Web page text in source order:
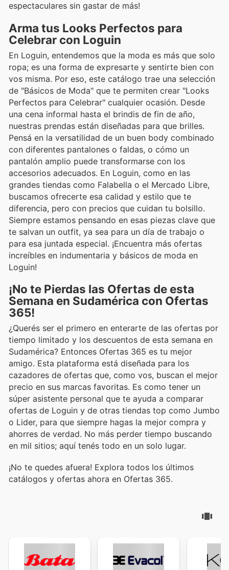
espectaculares sin gastar de más!
Arma tus Looks Perfectos para
Celebrar con Loguin
En Loguin, entendemos que la moda es más que solo
ropa; es una forma de expresarte y sentirte bien con
vos misma. Por eso, este catálogo trae una selección
de "Básicos de Moda" que te permiten crear "Looks
Perfectos para Celebrar" cualquier ocasión. Desde
una cena informal hasta el brindis de fin de año,
nuestras prendas están diseñadas para que brilles.
Pensá en la versatilidad de un buen body combinado
con diferentes pantalones o faldas, o cómo un
pantalón amplio puede transformarse con los
accesorios adecuados. En Loguin, como en las
grandes tiendas como Falabella o el Mercado Libre,
buscamos ofrecerte esa calidad y estilo que te
diferencia, pero con precios que cuidan tu bolsillo.
Siempre estamos pensando en esas piezas clave que
te salvan un outfit, ya sea para un día de trabajo o
para esa juntada especial. ¡Encuentra más ofertas
increíbles en indumentaria y básicos de moda en
Loguin!
¡No te Pierdas las Ofertas de esta
Semana en Sudamérica con Ofertas
365!
¿Querés ser el primero en enterarte de las ofertas por
tiempo limitado y los descuentos de esta semana en
Sudamérica? Entonces Ofertas 365 es tu mejor
amigo. Esta plataforma está diseñada para los
cazadores de ofertas que, como vos, buscan el mejor
precio en sus marcas favoritas. Es como tener un
súper asistente personal que te ayuda a comparar
ofertas de Loguin y de otras tiendas top como Jumbo
o Lider, para que siempre hagas la mejor compra y
ahorres de verdad. No más perder tiempo buscando
en mil sitios; aquí tenés todo en un solo lugar.
¡No te quedes afuera! Explora todos los últimos
catálogos y ofertas ahora en Ofertas 365.